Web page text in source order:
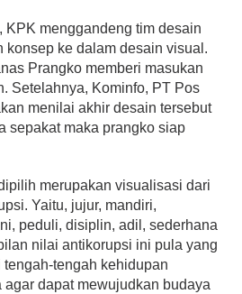
KPK menggandeng tim desain
konsep ke dalam desain visual.
Prangko memberi masukan
Setelahnya, Kominfo, PT Pos
menilai akhir desain tersebut
sepakat maka prangko siap
merupakan visualisasi dari
Yaitu, jujur, mandiri,
peduli, disiplin, adil, sederhana
nilai antikorupsi ini pula yang
tengah kehidupan
agar dapat mewujudkan budaya